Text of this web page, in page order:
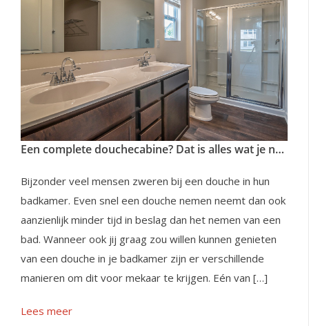
Een complete douchecabine? Dat is alles wat je nodig hebt!
Bijzonder veel mensen zweren bij een douche in hun
badkamer. Even snel een douche nemen neemt dan ook
aanzienlijk minder tijd in beslag dan het nemen van een
bad. Wanneer ook jij graag zou willen kunnen genieten
van een douche in je badkamer zijn er verschillende
manieren om dit voor mekaar te krijgen. Eén van […]
Lees meer